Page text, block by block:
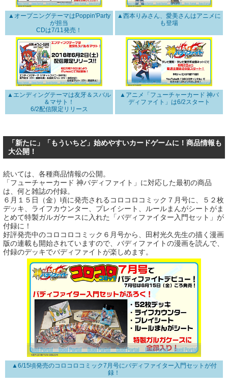
▲オープニングテーマはPoppin'Party
が担当
CDは7/11発売！
▲西本りみさん、愛美さんはアニメに
も登場
▲エンディングテーマは友牙＆スバル
＆マサト！
6/2配信限定リリース
▲アニメ「フューチャーカード 神バ
ディファイト」は6/2スタート
「新たに」「もういちど」始めやすいカードゲームに！商品情報も
大公開！
続いては、各種商品情報の公開。
「フューチャーカード 神バディファイト」に対応した最初の商品
は、何と雑誌の付録。
６月１５日（金）頃に発売されるコロコロコミック７月号に、５２枚
デッキ、ライフカウンター、プレイシート、ルールまんがシートがま
とめて特製ガルガケースに入れた「バディファイター入門セット」が
付録に！
好評発売中のコロコロコミック６月号から、田村光久先生の描く漫画
版の連載も開始されていますので、バディファイトの漫画を読んで、
付録のデッキでバディファイトが楽しめます。
▲6/15頃発売のコロコロコミック7月号にバディファイター入門セットが付
録！